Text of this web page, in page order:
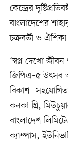
কেন্দ্রের
বাংলাদেশের
চক্রবর্তী ও ঐশিকা
‘স্বপ্ন দেখো
জিপিএ–৫ উৎসব
বিকাশ।
কনকা গ্রি,
বাংলাদেশ
ক্যাম্পাস,